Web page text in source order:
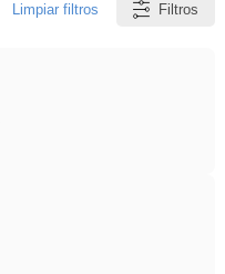
Limpiar filtros Filtros